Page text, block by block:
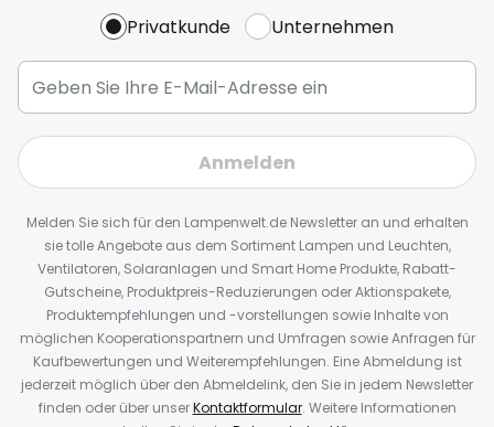
Privatkunde Unternehmen
Anmelden
Melden Sie sich für den Lampenwelt.de Newsletter an und erhalten
sie tolle Angebote aus dem Sortiment Lampen und Leuchten,
Ventilatoren, Solaranlagen und Smart Home Produkte, Rabatt-
Gutscheine, Produktpreis-Reduzierungen oder Aktionspakete,
Produktempfehlungen und -vorstellungen sowie Inhalte von
möglichen Kooperationspartnern und Umfragen sowie Anfragen für
Kaufbewertungen und Weiterempfehlungen. Eine Abmeldung ist
jederzeit möglich über den Abmeldelink, den Sie in jedem Newsletter
finden oder über unserKontaktformular. Weitere Informationen